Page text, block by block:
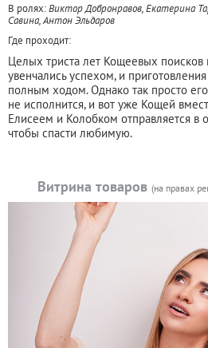
В ролях:Виктор Добронравов, Екатерина
Савина, Антон Эльдаров
Где проходит:
Целых триста лет Кощеевых поисков
увенчались успехом, и
полным ходом. Однако так просто
не исполнится, и вот уже Кощей
Елисеем и Колобком отправляется в
чтобы спасти любимую.
Витрина товаров (на правах